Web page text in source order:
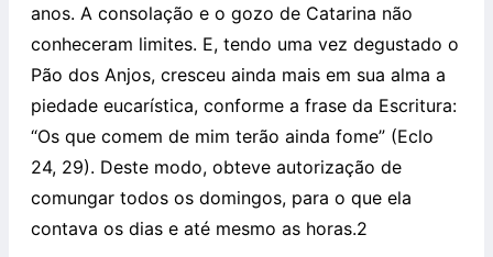
anos. A consolação e o gozo de Catarina não
conheceram limites. E, tendo uma vez degustado o
Pão dos Anjos, cresceu ainda mais em sua alma a
piedade eucarística, conforme a frase da Escritura:
“Os que comem de mim terão ainda fome” (Eclo
24, 29). Deste modo, obteve autorização de
comungar todos os domingos, para o que ela
contava os dias e até mesmo as horas.2